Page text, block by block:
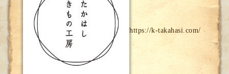
https://k-takahasi.com/